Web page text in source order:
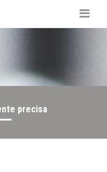
precisa